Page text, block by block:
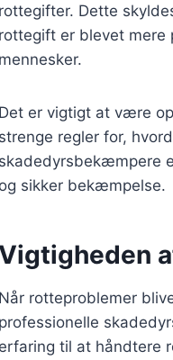
rottegifter. Dette
rottegift er blevet
mennesker.
Det er vigtigt at være
strenge regler for,
skadedyrsbekæmpere
og sikker bekæmpelse.
Når rotteproblemer
professionelle
erfaring til at håndtere